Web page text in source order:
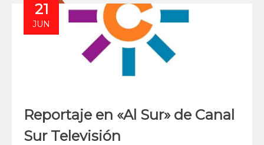
21
JUN
Reportaje en «Al Sur» de Canal
Sur Televisión